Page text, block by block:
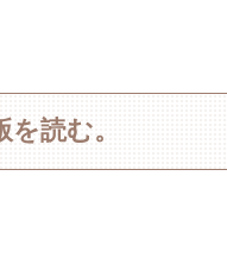
読む。